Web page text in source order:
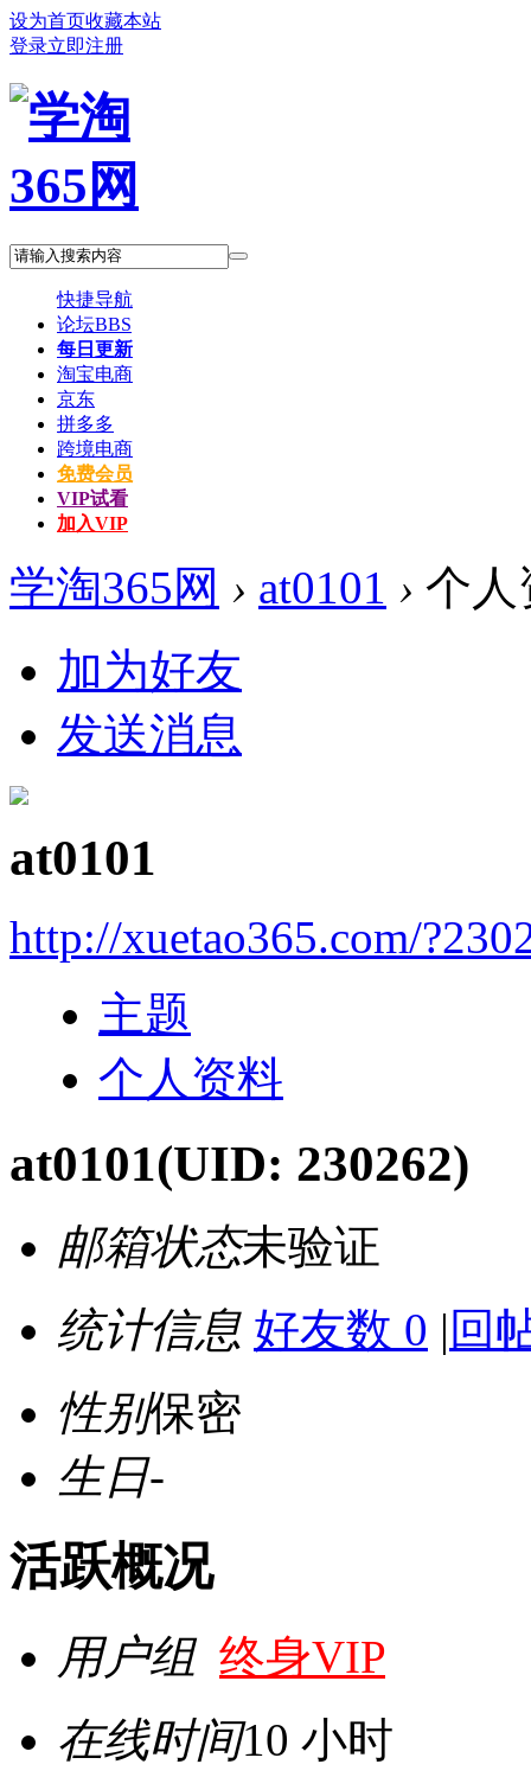
设为首页收藏本站
登录立即注册
快捷导航
论坛BBS
每日更新
淘宝电商
京东
拼多多
跨境电商
免费会员
VIP试看
加入VIP
学淘365网 › at0101 › 个人
加为好友
发送消息
at0101
http://xuetao365.com/
主题
个人资料
at0101(UID: 230262)
邮箱状态未验证
统计信息 好友数 0 | 回
性别保密
生日-
活跃概况
用户组 终身VIP
在线时间10 小时